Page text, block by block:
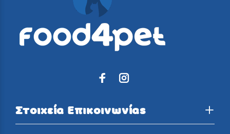
Στοιχεία Επικοινωνίας